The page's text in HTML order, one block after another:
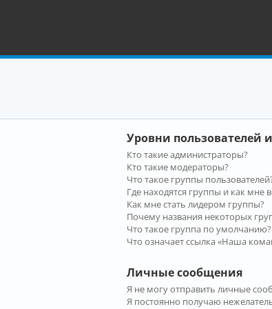
Уровни пользователей
Кто такие администраторы?
Кто такие модераторы?
Что такое группы
Где находятся группы и как мне
Как мне стать лидером группы?
Почему названия некоторых
Что такое группа по умолчанию?
Что означает ссылка «Наша
Личные сообщения
Я не могу отправить личные
Я постоянно получаю